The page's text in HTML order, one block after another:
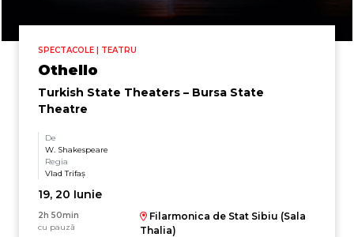
SPECTACOLE | TEATRU
Othello
Turkish State Theaters – Bursa State
Theatre
De
W. Shakespeare
Regia
Vlad Trifaş
19, 20 Iunie
2h 50min
cu pauză
Filarmonica de Stat Sibiu (Sala
Thalia)